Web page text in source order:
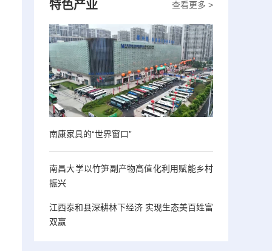
查看更多 >
特色产业
南康家具的“世界窗口”
南昌大学以竹笋副产物高值化利用赋能乡村
振兴
江西泰和县深耕林下经济 实现生态美百姓富
双赢